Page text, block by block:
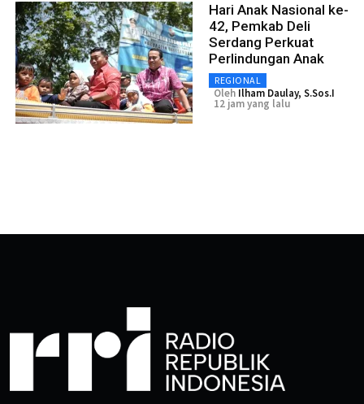
Hari Anak Nasional ke-
42, Pemkab Deli
Serdang Perkuat
Perlindungan Anak
REGIONAL
Oleh Ilham Daulay, S.Sos.I
12 jam yang lalu